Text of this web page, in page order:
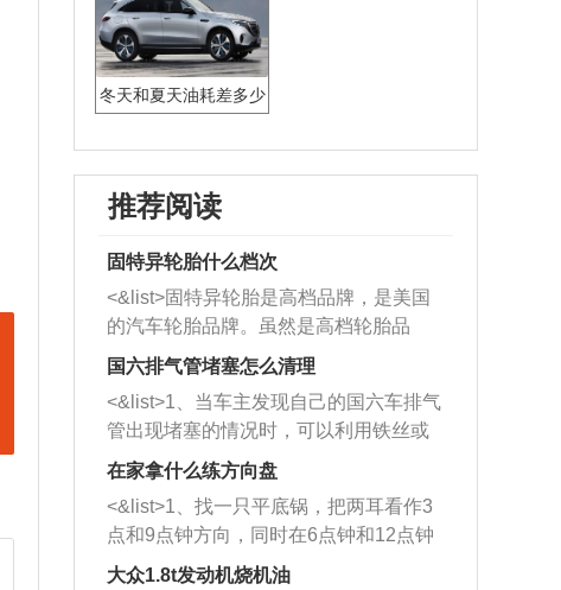
冬天和夏天油耗差多少
推荐阅读
固特异轮胎什么档次
<&list>固特异轮胎是高档品牌，是美国
的汽车轮胎品牌。虽然是高档轮胎品
牌，但是中高低端的轮胎都有生产，这
也是为了更好的开拓市场。
国六排气管堵塞怎么清理
<&list>1、当车主发现自己的国六车排气
管出现堵塞的情况时，可以利用铁丝或
者是细棍，直接将杂物给取出来，如果
堵塞情况比较严重，也可以采取应急措
施。 <&list>2、直接利用木棍将所有的
杂物推到排气管里面的位置处，然后将
三元催化器拆解开，就可以将堵塞的东
在家拿什么练方向盘
<&list>1、找一只平底锅，把两耳看作3
点和9点钟方向，同时在6点钟和12点钟
方向做一个标记。 <&list>2、双手握住
大众1.8t发动机烧机油